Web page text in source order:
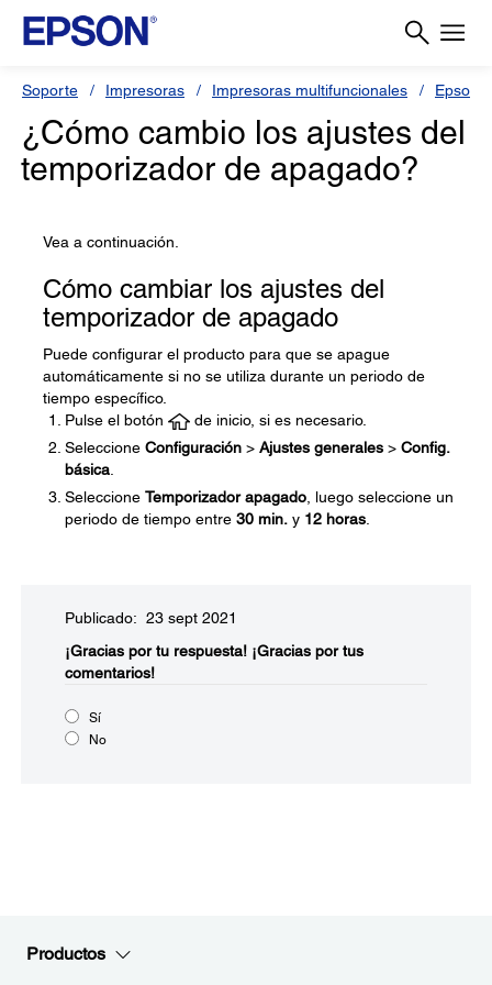
Soporte Impresoras Impresoras multifuncionales Epson L
¿Cómo cambio los ajustes del
temporizador de apagado?
Vea a continuación.
Cómo cambiar los ajustes del
temporizador de apagado
Puede configurar el producto para que se apague
automáticamente si no se utiliza durante un periodo de
tiempo específico.
Pulse el botón
de inicio, si es necesario.
Seleccione Configuración > Ajustes generales > Config.
básica
Seleccione Temporizador apagado , luego seleccione un
periodo de tiempo entre 30 min. y 12 horas
Publicado: 23 sept 2021
¡Gracias por tu respuesta! ¡Gracias por tus
comentarios!
Sí
No
Productos